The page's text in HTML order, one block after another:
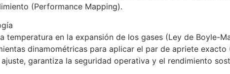
(Performance Mapping).
temperatura en la expansión de los gases (Ley de Boyle-
dinamométricas para aplicar el par de apriete
garantiza la seguridad operativa y el rendimiento